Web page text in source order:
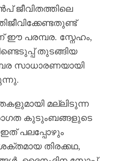
ജീവിതത്തിലെ
ഈ പരമ്പര. സ്നേഹം,
തുടങ്ങിയ
സാധാരണയായി
മല്ലിടുന്ന
കുടുംബങ്ങളുടെ
പലപ്പോഴും
തിരക്കഥ,